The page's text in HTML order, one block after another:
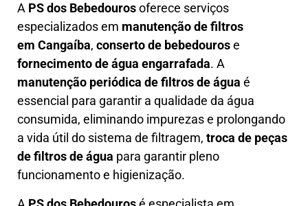
A PS dos Bebedourosoferece serviços
especializados em manutenção de filtros
em Cangaíba, conserto de bebedourose
fornecimento de água engarrafada. A
manutenção periódica de filtros de água é
essencial para garantir a qualidade da água
consumida, eliminando impurezas e prolongando
a vida útil do sistema de filtragem, troca de peças
de filtros de água para garantir pleno
funcionamento e higienização.